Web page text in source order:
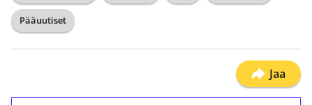
Pääuutiset
Jaa